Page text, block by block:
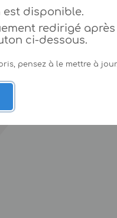
est disponible.
redirigé après
ci-dessous.
pensez à le mettre à